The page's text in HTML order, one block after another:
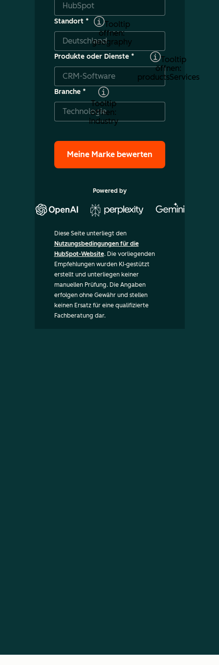
Standort *
Tooltip
öffnen:
geography
Produkte oder Dienste*
Tooltip
öffnen:
productsServices
Branche*
Tooltip
öffnen:
industry
Powered by
Diese Seite unterliegt den
Nutzungsbedingungen für die
HubSpot-Website. Die vorliegenden
Empfehlungen wurden KI-gestützt
erstellt und unterliegen keiner
manuellen Prüfung. Die Angaben
erfolgen ohne Gewähr und stellen
keinen Ersatz für eine qualifizierte
Fachberatung dar.